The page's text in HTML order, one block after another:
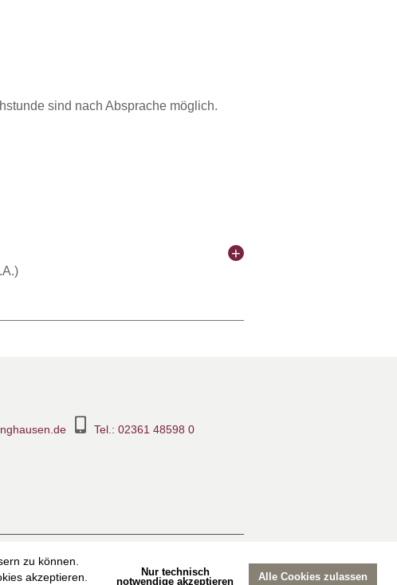
zu können.
akzeptieren.
Nur technisch
notwendige akzeptieren
Alle Cookies zulassen
sind nach Absprache möglich.
Tel.: 02361 48598 0
Seite